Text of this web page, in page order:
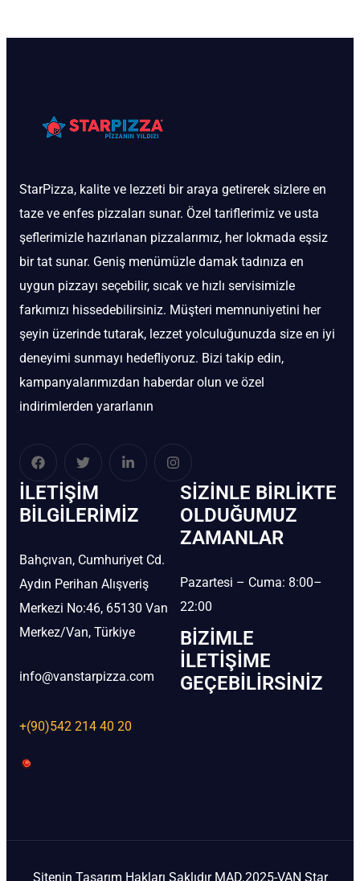
StarPizza, kalite ve lezzeti bir araya getirerek sizlere en
taze ve enfes pizzaları sunar. Özel tariflerimiz ve usta
şeflerimizle hazırlanan pizzalarımız, her lokmada eşsiz
bir tat sunar. Geniş menümüzle damak tadınıza en
uygun pizzayı seçebilir, sıcak ve hızlı servisimizle
farkımızı hissedebilirsiniz. Müşteri memnuniyetini her
şeyin üzerinde tutarak, lezzet yolculuğunuzda size en iyi
deneyimi sunmayı hedefliyoruz. Bizi takip edin,
kampanyalarımızdan haberdar olun ve özel
indirimlerden yararlanın
İLETIŞIM
BİLGILERIMIZ
Bahçıvan, Cumhuriyet Cd.
Aydın Perihan Alışveriş
Merkezi No:46, 65130 Van
Merkez/Van, Türkiye
info@vanstarpizza.com
+(90)542 214 40 20
SIZINLE BIRLIKTE
OLDUĞUMUZ
ZAMANLAR
Pazartesi – Cuma: 8:00–
22:00
BIZIMLE
İLETIŞIME
GEÇEBILIRSINIZ
Sitenin Tasarım Hakları Saklıdır MAD.2025-VAN Star